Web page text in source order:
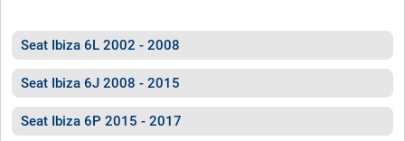
Seat Ibiza 6L 2002 - 2008
Seat Ibiza 6J 2008 - 2015
Seat Ibiza 6P 2015 - 2017